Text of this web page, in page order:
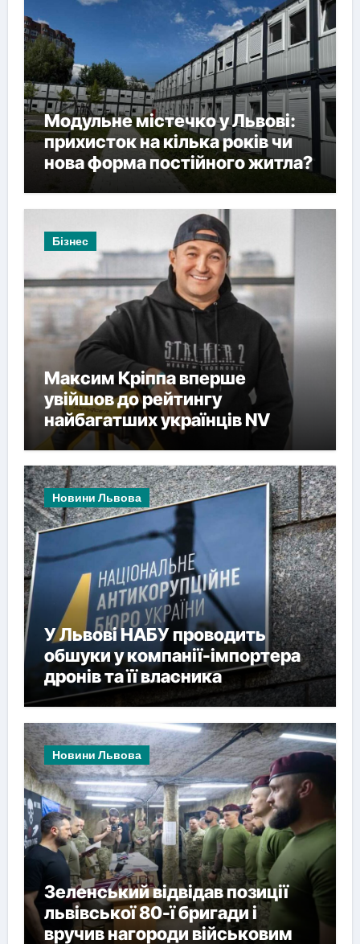
Модульне містечко у Львові:
прихисток на кілька років чи
нова форма постійного житла?
Бізнес
Максим Кріппа вперше
увійшов до рейтингу
найбагатших українців NV
Новини Львова
У Львові НАБУ проводить
обшуки у компанії-імпортера
дронів та її власника
Новини Львова
Зеленський відвідав позиції
львівської 80-ї бригади і
вручив нагороди військовим